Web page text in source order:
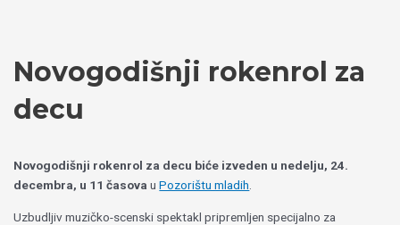
Novogodišnji rokenrol za
decu
Novogodišnji rokenrol za decu biće izveden u nedelju, 24.
decembra, u 11 časova uPozorištu mladih
Uzbudljiv muzičko-scenski spektakl pripremljen specijalno za